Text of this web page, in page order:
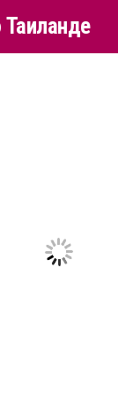
Таиланде